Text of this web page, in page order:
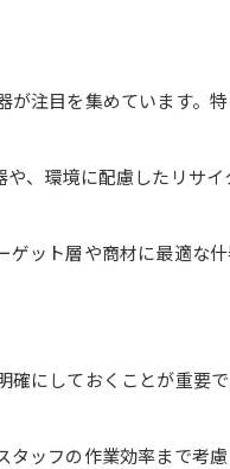
受注製作で空間価値を高め
注目を集めています。
、環境に配慮したリサ
ット層や商材に最適な什
にしておくことが重要
ッフの作業効率まで考